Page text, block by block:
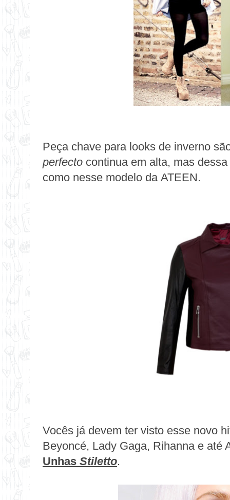
Peça chave para looks de inverno
perfecto continua em alta, mas
como nesse modelo da ATEEN.
Vocês já devem ter visto esse novo
Beyoncé, Lady Gaga, Rihanna e até
Unhas Stiletto.